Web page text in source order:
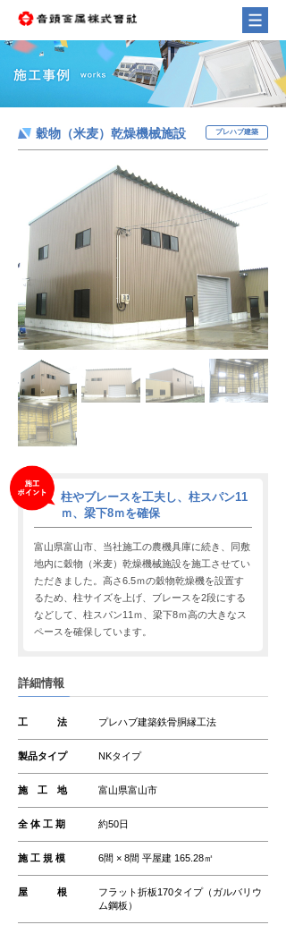
穀物（米麦）乾燥機械施設 プレハブ建築
柱やブレースを工夫し、柱スパン11
ｍ、梁下8ｍを確保
富山県富山市、当社施工の農機具庫に続き、同敷
地内に穀物（米麦）乾燥機械施設を施工させてい
ただきました。高さ6.5ｍの穀物乾燥機を設置す
るため、柱サイズを上げ、ブレースを2段にする
などして、柱スパン11ｍ、梁下8ｍ高の大きなス
ペースを確保しています。
詳細情報
工 法 プレハブ建築鉄骨胴縁工法
製品タイプ NKタイプ
施 工 地 富山県富山市
全 体 工 期 約50日
施 工 規 模 6間 × 8間 平屋建 165.28㎡
屋 根
フラット折板170タイプ（ガルバリウ
ム鋼板）